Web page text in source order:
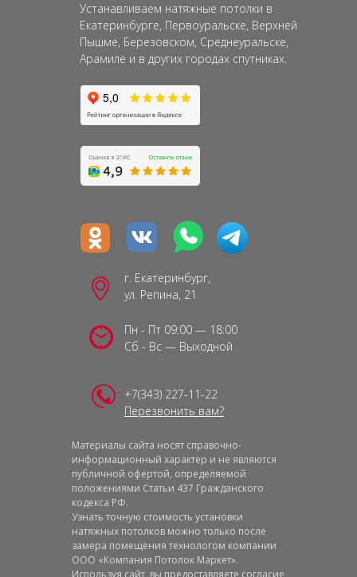
Устанавливаем натяжные потолки в
Екатеринбурге, Первоуральске, Верхней
Пышме, Березовском, Среднеуральске,
Арамиле и в других городах спутниках.
г. Екатеринбург,
ул. Репина, 21
Пн - Пт 09:00 — 18:00
Сб - Вс — Выходной
+7(343) 227-11-22
Перезвонить вам?
Материалы сайта носят справочно-
информационный характер и не являются
публичной офертой, определяемой
положениями Статьи 437 Гражданского
кодекса РФ.
Узнать точную стоимость установки
натяжных потолков можно только после
замера помещения технологом компании
ООО «Компания Потолок Маркет».
Используя сайт, вы предоставляете согласие